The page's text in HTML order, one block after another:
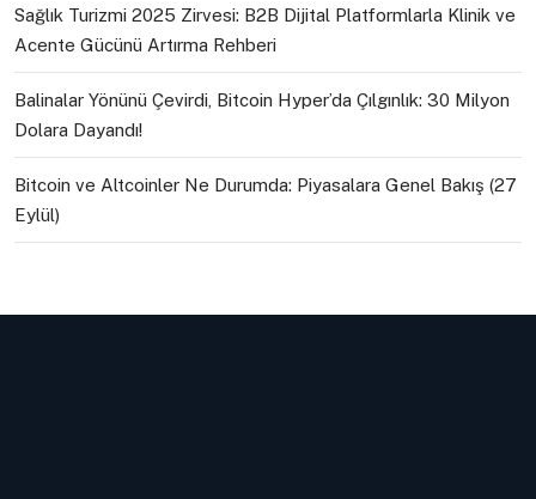
Sağlık Turizmi 2025 Zirvesi: B2B Dijital Platformlarla Klinik ve
Acente Gücünü Artırma Rehberi
Balinalar Yönünü Çevirdi, Bitcoin Hyper’da Çılgınlık: 30 Milyon
Dolara Dayandı!
Bitcoin ve Altcoinler Ne Durumda: Piyasalara Genel Bakış (27
Eylül)